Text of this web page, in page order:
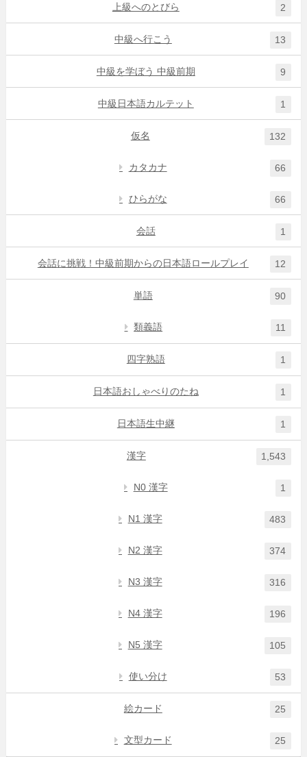
上級へのとびら 2
中級へ行こう 13
中級を学ぼう 中級前期 9
中級日本語カルテット 1
仮名 132
カタカナ 66
ひらがな 66
会話 1
会話に挑戦！中級前期からの日本語ロールプレイ 12
単語 90
類義語 11
四字熟語 1
日本語おしゃべりのたね 1
日本語生中継 1
漢字 1,543
N0 漢字 1
N1 漢字 483
N2 漢字 374
N3 漢字 316
N4 漢字 196
N5 漢字 105
使い分け 53
絵カード 25
文型カード 25